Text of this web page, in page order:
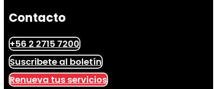
Contacto
+56 2 2715 7200
Suscribete al boletín
Renueva tus servicios